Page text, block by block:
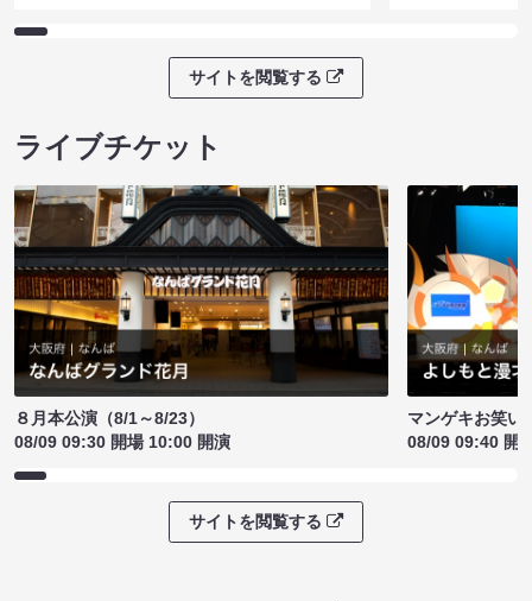
サイトを閲覧する
ライブチケット
８月本公演（8/1～8/23）
08/09 09:30 開場 10:00 開演
マンゲキお笑い
08/09 09:40 開
サイトを閲覧する